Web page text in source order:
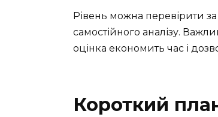
Рівень можна перевірити
самостійного аналізу.
оцінка економить час і
Короткий